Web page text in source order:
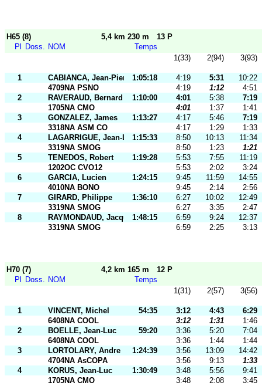
H65 (8) 5,4 km 230 m
13 P
Pl
Doss. NOM
Temps
1(33)
2(94) 3(93)
1 CABIANCA, Jean-Pierre1:05:18 4:19 5:31
10:22
4709NA PSNO
4:19 1:12
4:51
2
RAVERAUD, Bernard 1:10:00 4:01 5:38
7:19
1705NA CMO
4:01 1:37
1:41
3
GONZALEZ, James 1:13:27 4:17 5:46
7:19
3318NA ASM CO
4:17 1:29
1:33
4
LAGARRIGUE, Jean-Luc1:15:33 8:50 10:13
11:34
3319NA SMOG
8:50 1:23
1:21
5
TENEDOS, Robert 1:19:28 5:53 7:55
11:19
1202OC CVO12
5:53 2:02
3:24
6
GARCIA, Lucien 1:24:15 9:45 11:59
14:55
4010NA BONO
9:45 2:14
2:56
7
GIRARD, Philippe 1:36:10 6:27 10:02
12:49
3319NA SMOG
6:27 3:35
2:47
8
RAYMONDAUD, Jacques1:48:15 6:59 9:24
12:37
3319NA SMOG
6:59 2:25 3:13
H70 (7) 4,2 km 165 m
12 P
Pl
Doss. NOM
Temps
1(31)
2(57) 3(56)
1 VINCENT, Michel 54:35 3:12 4:43
6:29
6408NA COOL
3:12 1:31
1:46
2
BOELLE, Jean-Luc 59:20 3:36 5:20
7:04
6408NA COOL
3:36 1:44
1:44
3
LORTOLARY, Andre 1:24:39 3:56 13:09
14:42
4704NA AsCOPA
3:56 9:13
1:33
4
KORUS, Jean-Luc 1:30:49 3:48 5:56
9:41
1705NA CMO
3:48 2:08 3:45